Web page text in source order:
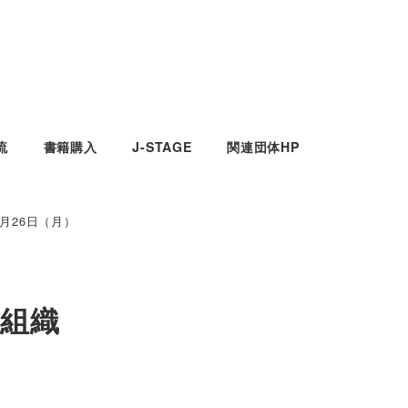
書籍購入 J-STAGE 関連団体HP
日（月）
織